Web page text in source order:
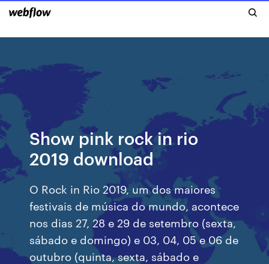
Show pink rock in rio
2019 download
O Rock in Rio 2019, um dos maiores
festivais de música do mundo, acontece
nos dias 27, 28 e 29 de setembro (sexta,
sábado e domingo) e 03, 04, 05 e 06 de
outubro (quinta, sexta, sábado e